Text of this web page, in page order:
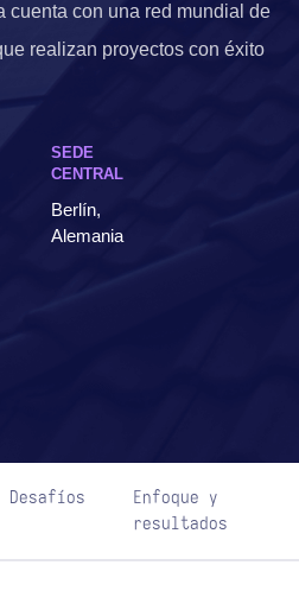
cuenta con una red mundial de
realizan proyectos con éxito
SEDE
CENTRAL
Berlín,
Alemania
Desafíos
Enfoque y
resultados